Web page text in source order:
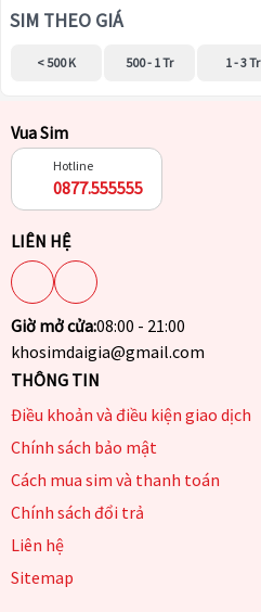
SIM THEO GIÁ
< 500 K 500 - 1 Tr 1 - 3 Tr
Vua Sim
Hotline
0877.555555
LIÊN HỆ
Giờ mở cửa:08:00 - 21:00
khosimdaigia@gmail.com
THÔNG TIN
Điều khoản và điều kiện giao dịch
Chính sách bảo mật
Cách mua sim và thanh toán
Chính sách đổi trả
Liên hệ
Sitemap